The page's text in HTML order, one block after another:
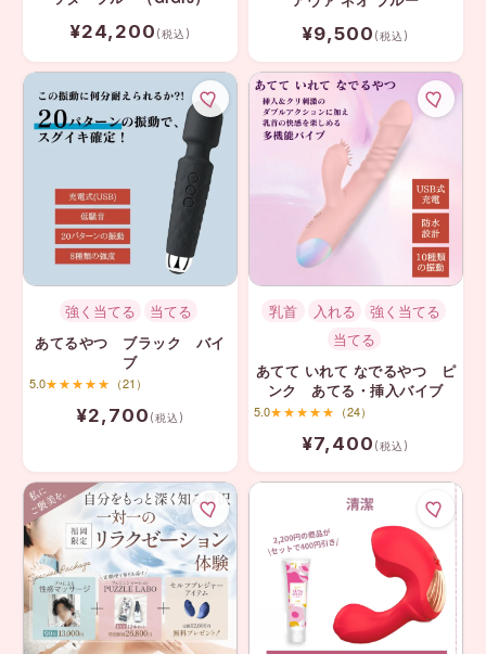
¥24,200 (税込) ¥9,500 (税込)
強く当てる 当てる
あてるやつ ブラック バイ
ブ
5.0★★★★★ （21）
¥2,700 (税込)
乳首 入れる
強く当てる
当てる
あてて いれて なでるやつ ピ
ンク あてる・挿入バイブ
5.0★★★★★ （24）
¥7,400 (税込)